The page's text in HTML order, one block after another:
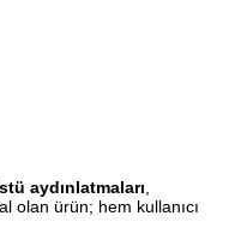
aydınlatmaları,
olan ürün; hem kullanıcı